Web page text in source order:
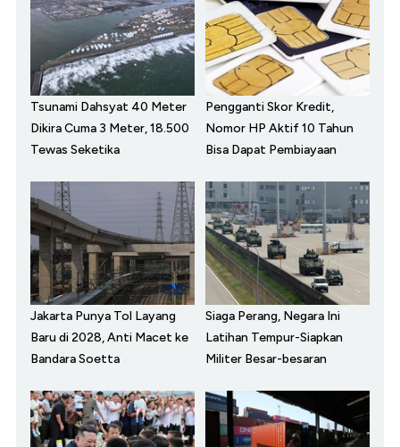
Tsunami Dahsyat 40 Meter
Dikira Cuma 3 Meter, 18.500
Tewas Seketika
Pengganti Skor Kredit,
Nomor HP Aktif 10 Tahun
Bisa Dapat Pembiayaan
Jakarta Punya Tol Layang
Baru di 2028, Anti Macet ke
Bandara Soetta
Siaga Perang, Negara Ini
Latihan Tempur-Siapkan
Militer Besar-besaran